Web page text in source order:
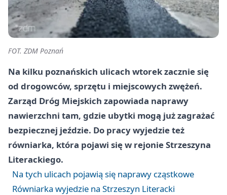
FOT. ZDM Poznań
Na kilku poznańskich ulicach wtorek zacznie się
od drogowców, sprzętu i miejscowych zwężeń.
Zarząd Dróg Miejskich zapowiada naprawy
nawierzchni tam, gdzie ubytki mogą już zagrażać
bezpiecznej jeździe. Do pracy wyjedzie też
równiarka, która pojawi się w rejonie Strzeszyna
Literackiego.
Na tych ulicach pojawią się naprawy cząstkowe
Równiarka wyjedzie na Strzeszyn Literacki